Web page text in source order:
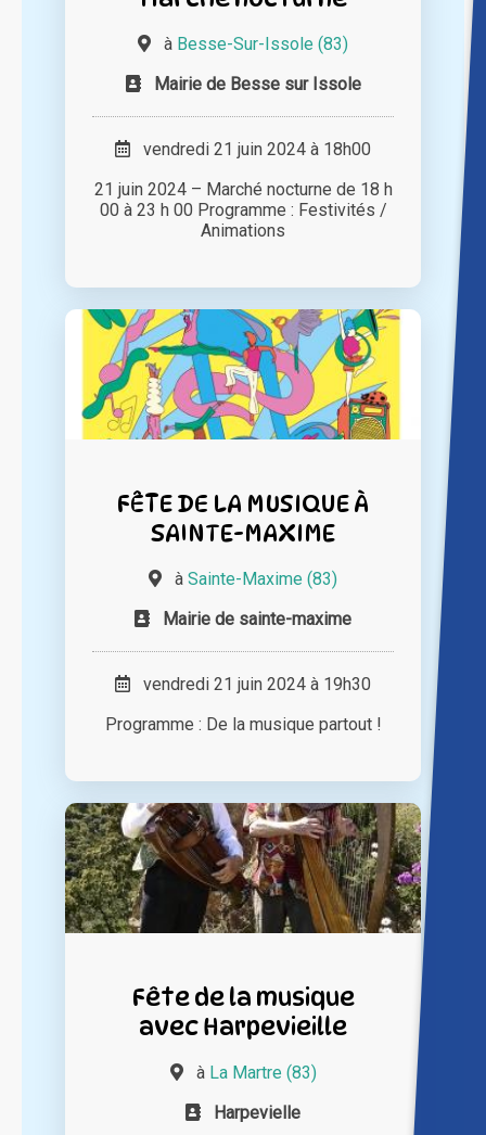
à Besse-Sur-Issole (83)
Mairie de Besse sur Issole
vendredi 21 juin 2024 à 18h00
21 juin 2024 – Marché nocturne de 18 h
00 à 23 h 00 Programme : Festivités /
Animations
FÊTE DE LA MUSIQUE À
SAINTE-MAXIME
à Sainte-Maxime (83)
Mairie de sainte-maxime
vendredi 21 juin 2024 à 19h30
Programme : De la musique partout !
Fête de la musique
avec Harpevieille
à La Martre (83)
Harpevielle